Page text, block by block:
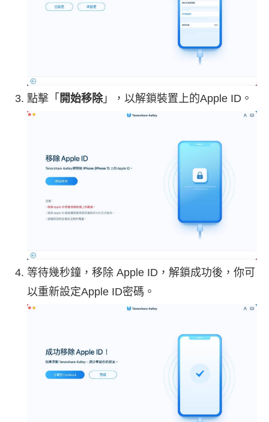
點擊「 開始移除」，以解鎖裝置上的Apple ID。
等待幾秒鐘，移除 Apple ID，解鎖成功後，你可
以重新設定Apple ID密碼。